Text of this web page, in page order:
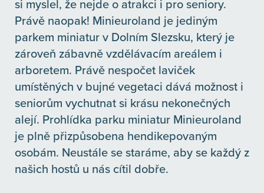
si myslel, že nejde o atrakci i pro seniory.
Právě naopak! Minieuroland je jediným
parkem miniatur v Dolním Slezsku, který je
zároveň zábavně vzdělávacím areálem i
arboretem. Právě nespočet laviček
umístěných v bujné vegetaci dává možnost i
seniorům vychutnat si krásu nekonečných
alejí. Prohlídka parku miniatur Minieuroland
je plně přizpůsobena hendikepovaným
osobám. Neustále se staráme, aby se každý z
našich hostů u nás cítil dobře.